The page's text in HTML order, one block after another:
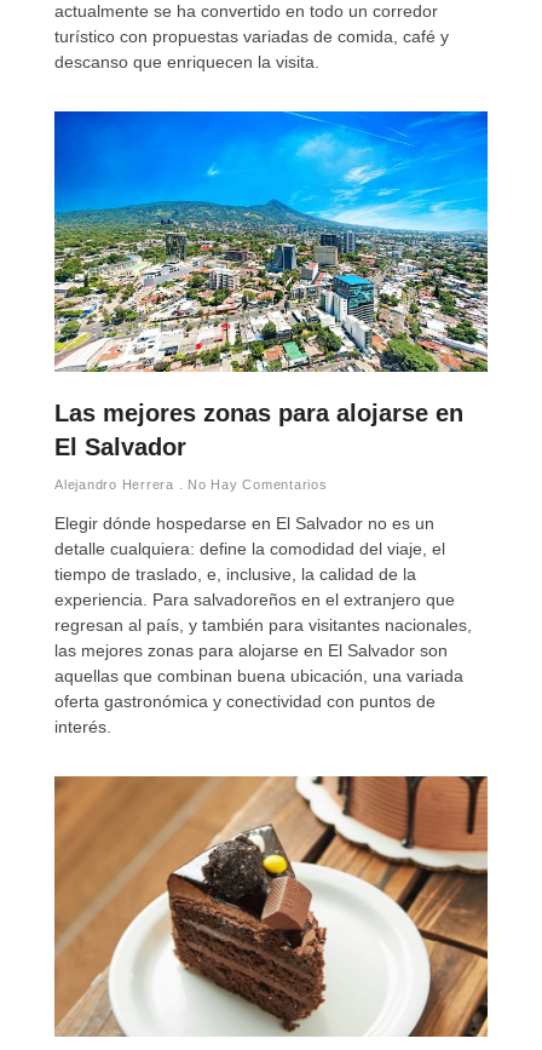
actualmente se ha convertido en todo un corredor
turístico con propuestas variadas de comida, café y
descanso que enriquecen la visita.
Las mejores zonas para alojarse en
El Salvador
Alejandro Herrera No Hay Comentarios
Elegir dónde hospedarse en El Salvador no es un
detalle cualquiera: define la comodidad del viaje, el
tiempo de traslado, e, inclusive, la calidad de la
experiencia. Para salvadoreños en el extranjero que
regresan al país, y también para visitantes nacionales,
las mejores zonas para alojarse en El Salvador son
aquellas que combinan buena ubicación, una variada
oferta gastronómica y conectividad con puntos de
interés.